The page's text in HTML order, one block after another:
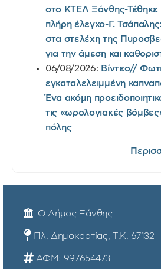
στο ΚΤΕΛ Ξάνθης-Τέθηκε
πλήρη έλεγχο-Γ.
στα στελέχη της
για την άμεση και
06/08/2026: Βίντεο//
εγκαταλελειμμένη
Ένα ακόμη
τις «ωρολογιακές
πόλης
Ο Δήμος Ξάνθης
Πλ. Δημοκρατίας, Τ.Κ. 67132
ΑΦΜ: 997654473